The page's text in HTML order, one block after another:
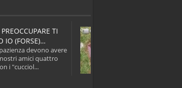
TI
IO (FORSE)…
devono avere
amici quattro
i "cucciol...